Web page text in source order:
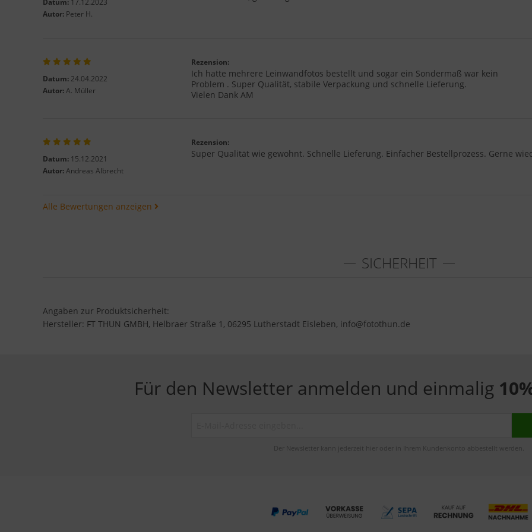
Datum: 17.12.2023
Autor: Peter H.
Datum: 24.04.2022
Autor:A. Müller
Rezension:
Ich hatte mehrere Leinwandfotos bestellt und sogar ein Sondermaß war kein
Problem . Super Qualität, stabile Verpackung und schnelle Lieferung.
Vielen Dank AM
Datum: 15.12.2021
Autor:Andreas Albrecht
Rezension:
Super Qualität wie gewohnt. Schnelle Lieferung. Einfacher Bestellprozess. Gerne
Alle Bewertungen anzeigen
SICHERHEIT
Angaben zur Produktsicherheit:
Hersteller: FT THUN GMBH, Helbraer Straße 1, 06295 Lutherstadt Eisleben, info@fotothun.de
Für den Newsletter anmelden und einmalig
Der Newsletter kann jederzeit hier oder in Ihrem Kundenkonto abbestellt werden.